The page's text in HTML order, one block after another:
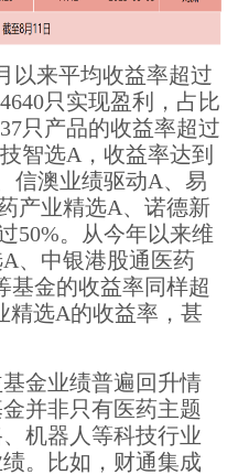
以来平均收益率超过
只实现盈利，占比
只产品的收益率超过
智选A，收益率达到
信澳业绩驱动A、易
产业精选A、诺德新
50%。从今年以来维
、中银港股通医药
基金的收益率同样超
精选A的收益率，甚
金业绩普遍回升情
并非只有医药主题
机器人等科技行业
。比如，财通集成